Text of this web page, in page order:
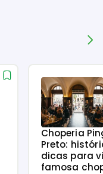
Choperia
Preto:
dicas para
famosa